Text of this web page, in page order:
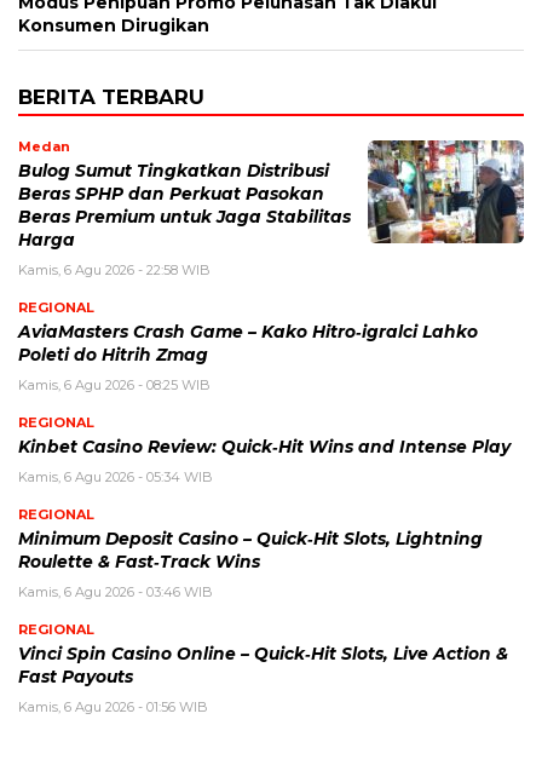
Konsumen Dirugikan
BERITA TERBARU
Medan
Bulog Sumut Tingkatkan Distribusi
Beras SPHP dan Perkuat Pasokan
Beras Premium untuk Jaga Stabilitas
Harga
Kamis, 6 Agu 2026 - 22:58 WIB
REGIONAL
AviaMasters Crash Game – Kako Hitro‑igralci Lahko
Poleti do Hitrih Zmag
Kamis, 6 Agu 2026 - 08:25 WIB
REGIONAL
Kinbet Casino Review: Quick‑Hit Wins and Intense Play
Kamis, 6 Agu 2026 - 05:34 WIB
REGIONAL
Minimum Deposit Casino – Quick‑Hit Slots, Lightning
Roulette & Fast‑Track Wins
Kamis, 6 Agu 2026 - 03:46 WIB
REGIONAL
Vinci Spin Casino Online – Quick‑Hit Slots, Live Action &
Fast Payouts
Kamis, 6 Agu 2026 - 01:56 WIB